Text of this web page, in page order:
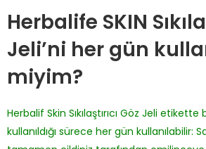
Herbalife SKIN
Jeli’ni her gün
miyim?
Herbalif Skin Sıkılaştırıcı Göz Jeli
kullanıldığı sürece her gün kullanılabilir: